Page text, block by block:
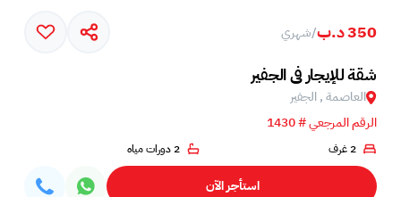
350 د.ب /شهري
شقة للإيجار في الجفير
العاصمة , الجفير
الرقم المرجعي # 1430
2 غرف 2 دورات مياه
استأجر الآن